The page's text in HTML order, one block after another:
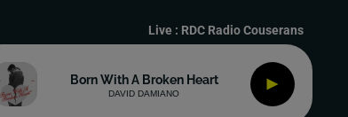
Live : RDC Radio Couserans
Born With A Broken Heart
DAVID DAMIANO